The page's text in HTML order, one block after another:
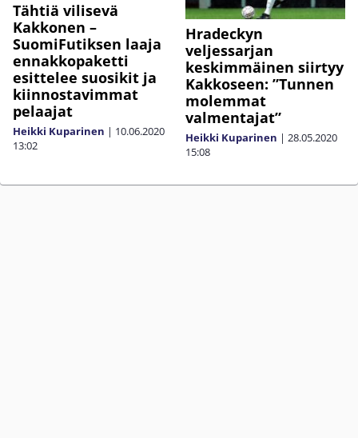
Tähtiä vilisevä
Kakkonen –
SuomiFutiksen laaja
ennakkopaketti
esittelee suosikit ja
kiinnostavimmat
pelaajat
Heikki Kuparinen | 10.06.2020
13:02
Hradeckyn
veljessarjan
keskimmäinen siirtyy
Kakkoseen: ”Tunnen
molemmat
valmentajat”
Heikki Kuparinen | 28.05.2020
15:08